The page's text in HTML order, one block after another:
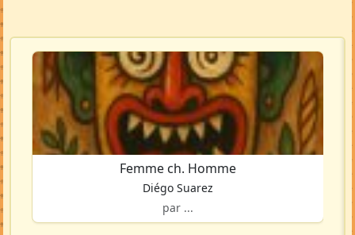
Femme ch. Homme
Diégo Suarez
par ...